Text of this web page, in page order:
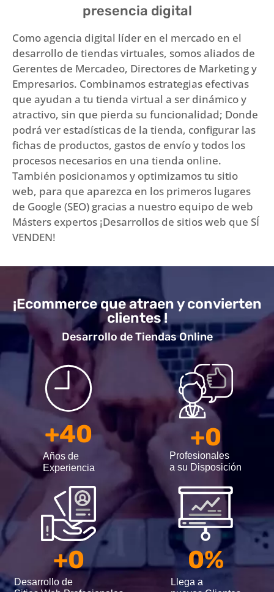
presencia digital
Como agencia digital líder en el mercado en el
desarrollo de tiendas virtuales, somos aliados de
Gerentes de Mercadeo, Directores de Marketing y
Empresarios. Combinamos estrategias efectivas
que ayudan a tu tienda virtual a ser dinámico y
atractivo, sin que pierda su funcionalidad; Donde
podrá ver estadísticas de la tienda, configurar las
fichas de productos, gastos de envío y todos los
procesos necesarios en una tienda online.
También posicionamos y optimizamos tu sitio
web, para que aparezca en los primeros lugares
de Google (SEO) gracias a nuestro equipo de web
Másters expertos ¡Desarrollos de sitios web que SÍ
VENDEN!
¡Ecommerce que atraen y convierten
clientes !
Desarrollo de Tiendas Online
Años de
Experiencia
+40
Profesionales
a su Disposición
+0
Desarrollo de
+0
Llega a
0%